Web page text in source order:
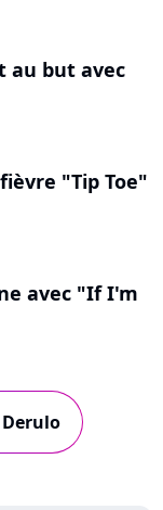
au but avec
"Tip Toe"
avec "If I'm